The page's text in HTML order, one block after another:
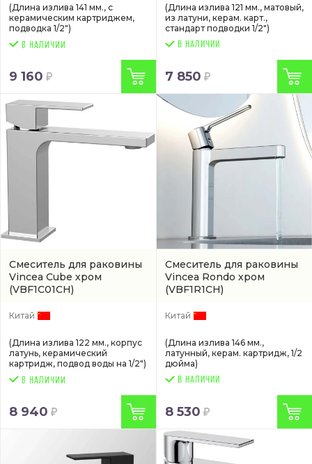
(Длина излива 141 мм., с
керамическим картриджем,
подводка 1/2")
9 160
(Длина излива 121 мм., матовый,
из латуни, керам. карт.,
стандарт подводки 1/2")
В НАЛИЧИИ
7 850
Смеситель для раковины
Vincea Cube хром
(VBF1C01CH)
Китай
(Длина излива 122 мм., корпус
латунь, керамический
картридж, подвод воды на 1/2")
8 940
Смеситель для раковины
Vincea Rondo хром
(VBF1R1CH)
Китай
(Длина излива 146 мм.,
латунный, керам. картридж, 1/2
дюйма)
В НАЛИЧИИ
8 530